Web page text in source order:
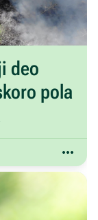
deo
pola